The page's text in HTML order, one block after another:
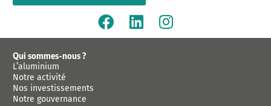
l
Qui sommes-nous ?
L’aluminium
Notre activité
Nos investissements
Notre gouvernance